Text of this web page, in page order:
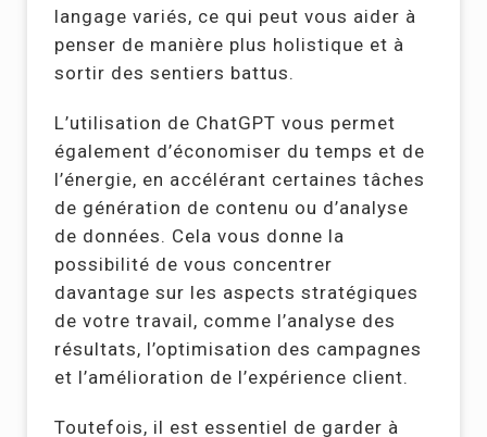
langage variés, ce qui peut vous aider à
penser de manière plus holistique et à
sortir des sentiers battus.
L’utilisation de ChatGPT vous permet
également d’économiser du temps et de
l’énergie, en accélérant certaines tâches
de génération de contenu ou d’analyse
de données. Cela vous donne la
possibilité de vous concentrer
davantage sur les aspects stratégiques
de votre travail, comme l’analyse des
résultats, l’optimisation des campagnes
et l’amélioration de l’expérience client.
Toutefois, il est essentiel de garder à